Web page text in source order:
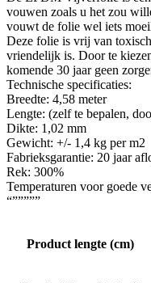
vouwen zoals u het zou
vouwt de folie wel iets
Deze folie is vrij van
vriendelijk is. Door te
komende 30 jaar geen
Technische specificaties:
Breedte: 4,58 meter
Lengte: (zelf te bepalen,
Dikte: 1,02 mm
Gewicht: +/- 1,4 kg per m2
Fabrieksgarantie: 20 jaar
Rek: 300%
Temperaturen voor goede
“”””””
Product lengte (cm)